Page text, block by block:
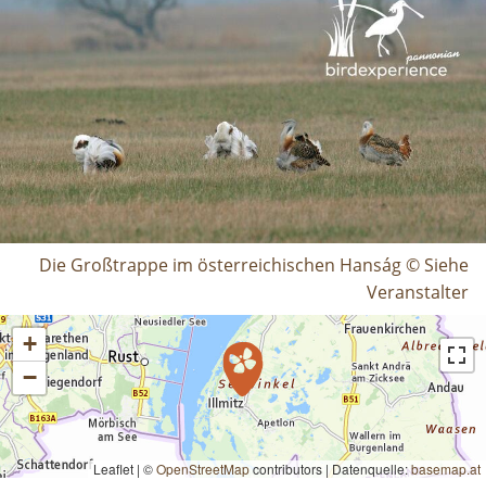
Die Großtrappe im österreichischen Hanság © Siehe
Veranstalter
+
−
Leaflet | ©OpenStreetMapcontributors |Datenquelle:basemap.at